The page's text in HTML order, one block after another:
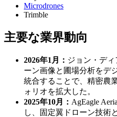
Microdrones
Trimble
主要な業界動向
2026年1月： ジョン・デ
ーン画像と圃場分析をデ
統合することで、精密農
ォリオを拡大した。
2025年10月： AgEagle
し、固定翼ドローン技術